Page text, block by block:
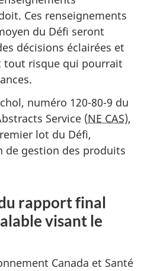
Ces renseignements
du Défi seront
décisions éclairées et
tout risque qui pourrait
numéro 120-80-9 du
Service (NE CAS),
lot du Défi,
de gestion des produits
rapport final
visant le
Canada et Santé